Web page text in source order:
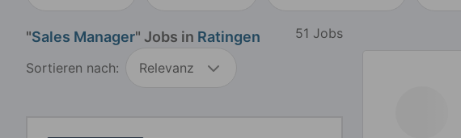
"Sales Manager" Jobs in Ratingen 51 Jobs
Sortieren nach: Relevanz